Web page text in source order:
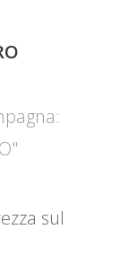
sul